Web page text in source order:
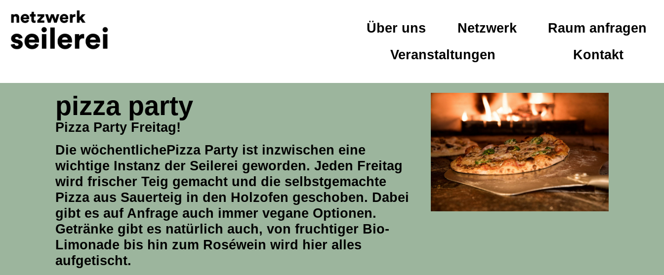
springen
Über uns Netzwerk
Raum anfragen
Veranstaltungen
Kontakt
pizza party
Pizza Party Freitag!
Die wöchentlichePizza Party ist inzwischen eine
wichtige Instanz der Seilerei geworden. Jeden Freitag
wird frischer Teig gemacht und die selbstgemachte
Pizza aus Sauerteig in den Holzofen geschoben. Dabei
gibt es auf Anfrage auch immer vegane Optionen.
Getränke gibt es natürlich auch, von fruchtiger Bio-
Limonade bis hin zum Roséwein wird hier alles
aufgetischt.